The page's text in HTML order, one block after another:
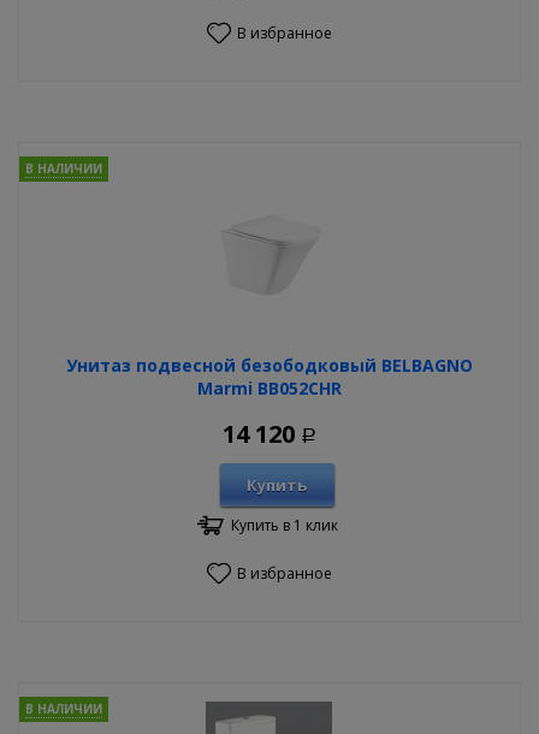
В избранное
Унитаз подвесной безободковый BELBAGNO
Marmi BB052CHR
В НАЛИЧИИ
14 120 Р
Купить
Купить в 1 клик
В избранное
В НАЛИЧИИ